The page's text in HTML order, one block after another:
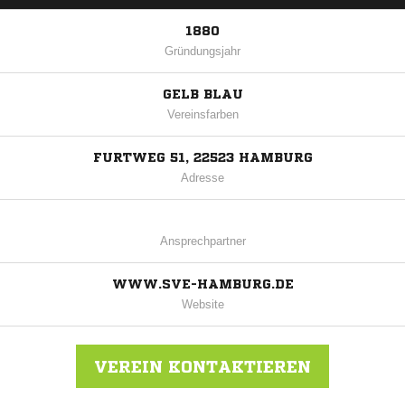
1880
Gründungsjahr
GELB BLAU
Vereinsfarben
FURTWEG 51, 22523 HAMBURG
Adresse
Ansprechpartner
WWW.SVE-HAMBURG.DE
Website
VEREIN KONTAKTIEREN